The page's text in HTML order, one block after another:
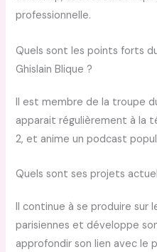
professionnelle.
Quels sont les points forts
Ghislain Blique ?
Il est membre de la troupe
apparait régulièrement à la
2, et anime un podcast
Quels sont ses projets
Il continue à se produire sur
parisiennes et développe
approfondir son lien avec le